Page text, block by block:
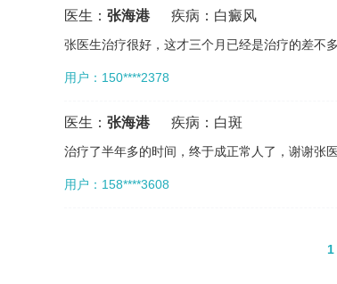
医生： 张海港 疾病： 白癜风
张医生治疗很好，这才三个月已经是治疗的差不
用户：150****2378
医生： 张海港 疾病： 白斑
治疗了半年多的时间，终于成正常人了，谢谢张
用户：158****3608
1